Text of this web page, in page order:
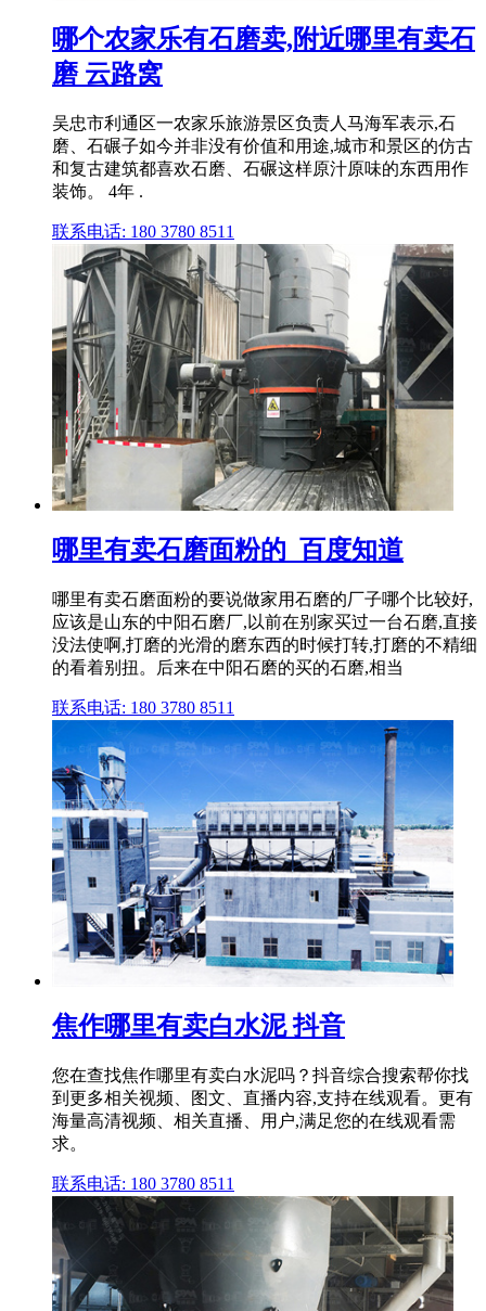
哪个农家乐有石磨卖,附近哪里有卖石
磨 云路窝
吴忠市利通区一农家乐旅游景区负责人马海军表示,石
磨、石碾子如今并非没有价值和用途,城市和景区的仿古
和复古建筑都喜欢石磨、石碾这样原汁原味的东西用作
装饰。 4年 .
联系电话: 180 3780 8511
哪里有卖石磨面粉的_百度知道
哪里有卖石磨面粉的要说做家用石磨的厂子哪个比较好,
应该是山东的中阳石磨厂,以前在别家买过一台石磨,直接
没法使啊,打磨的光滑的磨东西的时候打转,打磨的不精细
的看着别扭。后来在中阳石磨的买的石磨,相当
联系电话: 180 3780 8511
焦作哪里有卖白水泥 抖音
您在查找焦作哪里有卖白水泥吗？抖音综合搜索帮你找
到更多相关视频、图文、直播内容,支持在线观看。更有
海量高清视频、相关直播、用户,满足您的在线观看需
求。
联系电话: 180 3780 8511